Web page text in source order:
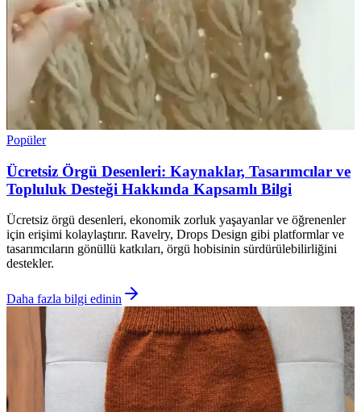
Popüler
Ücretsiz Örgü Desenleri: Kaynaklar, Tasarımcılar ve
Topluluk Desteği Hakkında Kapsamlı Bilgi
Ücretsiz örgü desenleri, ekonomik zorluk yaşayanlar ve öğrenenler
için erişimi kolaylaştırır. Ravelry, Drops Design gibi platformlar ve
tasarımcıların gönüllü katkıları, örgü hobisinin sürdürülebilirliğini
destekler.
Daha fazla bilgi edinin